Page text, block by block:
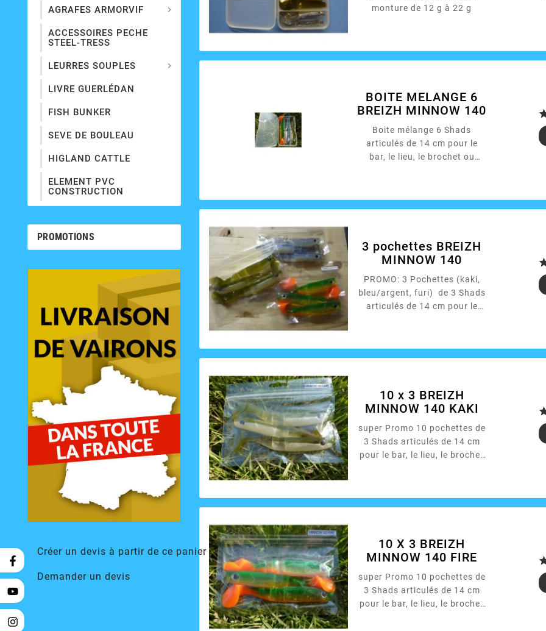
AGRAFES ARMORVIF 
ACCESSOIRES PECHE
STEEL-TRESS
LEURRES SOUPLES 
LIVRE GUERLÉDAN
FISH BUNKER
SEVE DE BOULEAU
HIGLAND CATTLE
ELEMENT PVC
CONSTRUCTION
PROMOTIONS
Créer un devis à partir de ce panier
Demander un devis
monture de 12 g à 22 g
BOITE MELANGE 6
BREIZH MINNOW 140
Boite mélange 6 Shads
articulés de 14 cm pour le
bar, le lieu, le brochet ou
3 pochettes BREIZH
MINNOW 140
PROMO: 3 Pochettes (kaki,
bleu/argent, furi) de 3 Shads
articulés de 14 cm pour le
ARMORVIF 18 à 40 g ou la
10 x 3 BREIZH
MINNOW 140 KAKI
super Promo 10 pochettes de
3 Shads articulés de 14 cm
pour le bar, le lieu, le brochet
10 X 3 BREIZH
MINNOW 140 FIRE
super Promo 10 pochettes de
3 Shads articulés de 14 cm
pour le bar, le lieu, le brochet